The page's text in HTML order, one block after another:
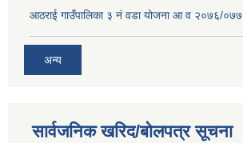
आठराई गाउँपालिका ३ नं वडा योजना आ व २०७६/०७७
अन्य
सार्वजनिक खरिद/बोलपत्र सूचना